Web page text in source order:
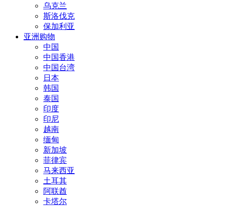
乌克兰
斯洛伐克
保加利亚
亚洲购物
中国
中国香港
中国台湾
日本
韩国
泰国
印度
印尼
越南
缅甸
新加坡
菲律宾
马来西亚
土耳其
阿联酋
卡塔尔